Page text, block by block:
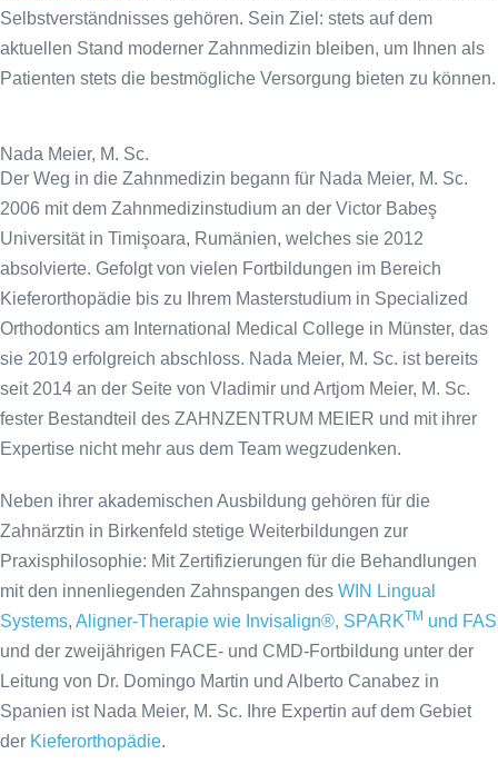
Selbstverständnisses gehören. Sein Ziel: stets auf dem
aktuellen Stand moderner Zahnmedizin bleiben, um Ihnen als
Patienten stets die bestmögliche Versorgung bieten zu können.
Nada Meier, M. Sc.
Der Weg in die Zahnmedizin begann für Nada Meier, M. Sc.
2006 mit dem Zahnmedizinstudium an der Victor Babeş
Universität in Timişoara, Rumänien, welches sie 2012
absolvierte. Gefolgt von vielen Fortbildungen im Bereich
Kieferorthopädie bis zu Ihrem Masterstudium in Specialized
Orthodontics am International Medical College in Münster, das
sie 2019 erfolgreich abschloss. Nada Meier, M. Sc. ist bereits
seit 2014 an der Seite von Vladimir und Artjom Meier, M. Sc.
fester Bestandteil des ZAHNZENTRUM MEIER und mit ihrer
Expertise nicht mehr aus dem Team wegzudenken.
Neben ihrer akademischen Ausbildung gehören für die
Zahnärztin in Birkenfeld stetige Weiterbildungen zur
Praxisphilosophie: Mit Zertifizierungen für die Behandlungen
mit den innenliegenden Zahnspangen des WIN Lingual
Systems, Aligner-Therapie wie Invisalign®, SPARKTM und FAS
und der zweijährigen FACE- und CMD-Fortbildung unter der
Leitung von Dr. Domingo Martin und Alberto Canabez in
Spanien ist Nada Meier, M. Sc. Ihre Expertin auf dem Gebiet
der Kieferorthopädie.